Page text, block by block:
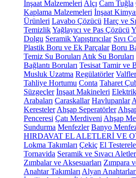
İnşaat Malzemeleri Alçı Cam Tuğla
Kaplama Malzemeleri İnşaat
Ürünleri Lavabo Çözücü Harç ve
TemizlikYağlayıcı ve Pas Çözücü
Dolgu Seramik Yapıştırıcılar Sıvı
Plastik Boru ve Ek Parçalar Boru
Temiz Su Boruları Atık Su Boruları
Bağlantı Boruları Tesisat Tamir ve
Musluk Uzatma Regülatörler
Tahliye Hortumu Conta Taharet
Süzgeçler İnşaat Makineleri
Arabaları Caraskallar Havlupanlar
Keresteler Ahşap Seperatörler
Penceresi Çatı Merdiveni Ahşap
Sundurma Menfezler Banyo
HIRDAVAT EL ALETLERİ VE
Lokma Takımları Çekiç El
Tornavida Seramik ve Sıvacı
Zımbalar ve Aksesuarları Zımpara
Anahtar Takımları Alyan